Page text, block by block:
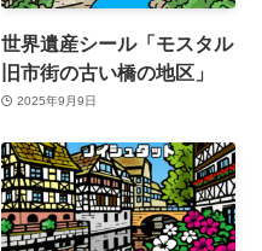
世界遺産シール「モスタル
旧市街の古い橋の地区」
2025年9月9日